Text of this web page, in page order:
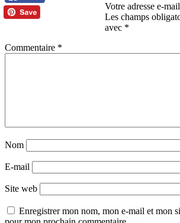
Votre adresse e-
Les champs
avec *
Commentaire *
Nom
E-mail
Site web
Enregistrer mon nom, mon e-mail et mon